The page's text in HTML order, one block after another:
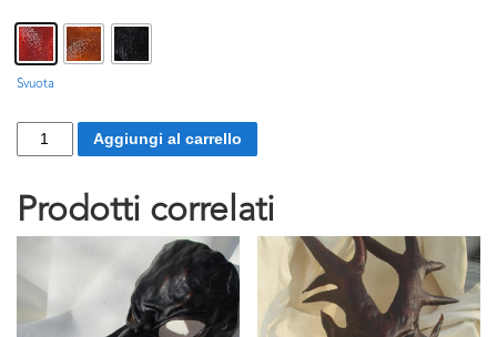
Svuota
Leone
quantità
Aggiungi al carrello
Prodotti correlati